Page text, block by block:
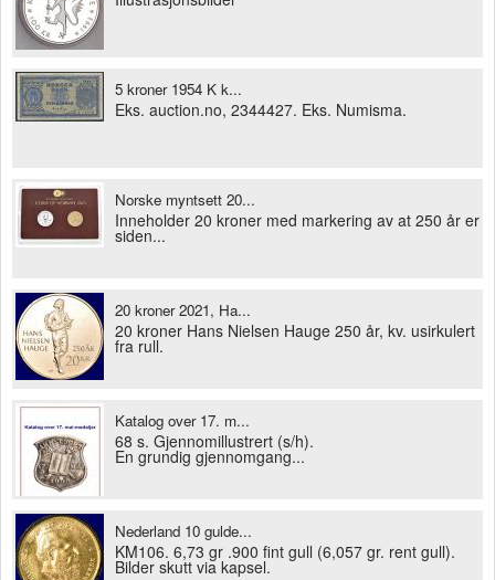
5 kroner 1954 K k...
Eks. auction.no, 2344427. Eks. Numisma.
Norske myntsett 20...
Inneholder 20 kroner med markering av at 250 år er
siden...
20 kroner 2021, Ha...
20 kroner Hans Nielsen Hauge 250 år, kv. usirkulert
fra rull.
Katalog over 17. m...
68 s. Gjennomillustrert (s/h).
En grundig gjennomgang...
Nederland 10 gulde...
KM106. 6,73 gr .900 fint gull (6,057 gr. rent gull).
Bilder skutt via kapsel.